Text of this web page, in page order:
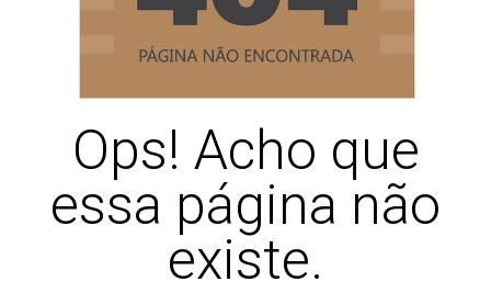
Ops! Acho que
essa página não
existe.